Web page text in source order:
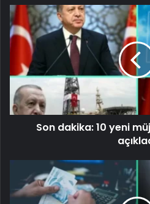
Son dakika: 10 yeni